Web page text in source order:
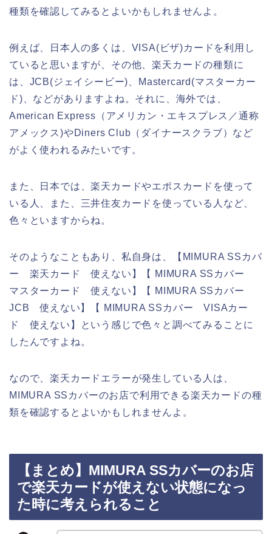
種類を確認してみるとよいかもしれませんよ。
例えば、日本人の多くは、VISA(ビザ)カードを利用し
ていると思いますが、その他、楽天カードの種類に
は、JCB(ジェイシービー)、Mastercard(マスターカー
ド)、などがありますよね。それに、海外では、
American Express（アメリカン・エキスプレス／通称
アメックス)やDiners Club（ダイナースクラブ）など
がよく使われるみたいです。
また、日本では、楽天カードやエポスカードを使って
いる人、また、三井住友カードを使っている人など、
色々といますからね。
そのようなこともあり、私自身は、【MIMURA SSカバ
ー 楽天カード 使えない】【 MIMURA SSカバー
マスターカード 使えない】【 MIMURA SSカバー
JCB 使えない】【 MIMURA SSカバー VISAカー
ド 使えない】という感じで色々と調べてみることに
したんですよね。
なので、楽天カードエラーが発生している人は、
MIMURA SSカバーのお店で利用できる楽天カードの種
類を確認するとよいかもしれませんよ。
【まとめ】MIMURA SSカバーのお店
で楽天カードが使えない状態になっ
た時に考えられること